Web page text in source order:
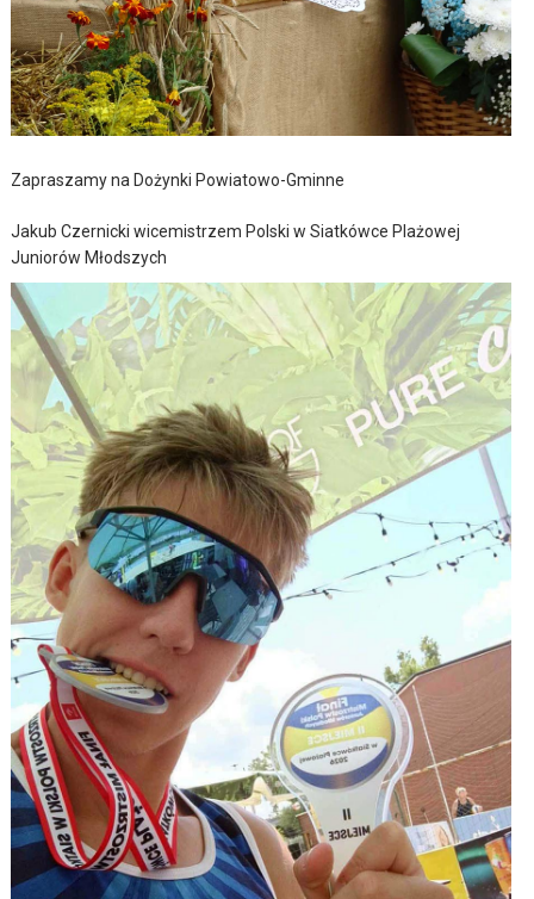
Zapraszamy na Dożynki Powiatowo-Gminne
Jakub Czernicki wicemistrzem Polski w Siatkówce Plażowej
Juniorów Młodszych